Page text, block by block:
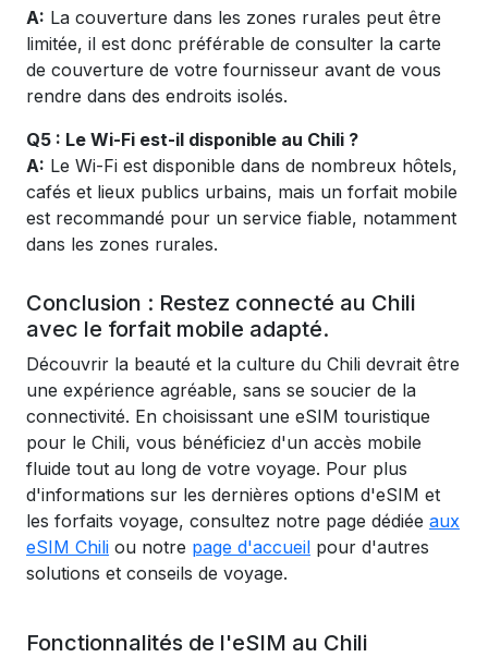
A: La couverture dans les zones rurales peut être
limitée, il est donc préférable de consulter la carte
de couverture de votre fournisseur avant de vous
rendre dans des endroits isolés.
Q5 : Le Wi-Fi est-il disponible au Chili ?
A: Le Wi-Fi est disponible dans de nombreux hôtels,
cafés et lieux publics urbains, mais un forfait mobile
est recommandé pour un service fiable, notamment
dans les zones rurales.
Conclusion : Restez connecté au Chili
avec le forfait mobile adapté.
Découvrir la beauté et la culture du Chili devrait être
une expérience agréable, sans se soucier de la
connectivité. En choisissant une eSIM touristique
pour le Chili, vous bénéficiez d'un accès mobile
fluide tout au long de votre voyage. Pour plus
d'informations sur les dernières options d'eSIM et
les forfaits voyage, consultez notre page dédiée aux
eSIM Chili ou notre page d'accueil pour d'autres
solutions et conseils de voyage.
Fonctionnalités de l'eSIM au Chili